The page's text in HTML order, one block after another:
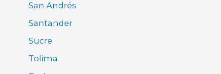
San Andrés
Santander
Sucre
Tolima